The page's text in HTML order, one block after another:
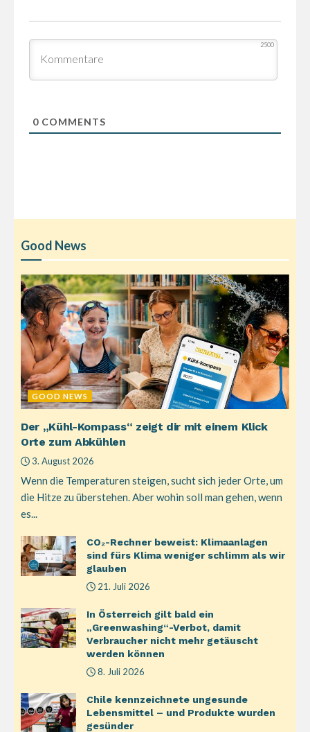
2500
0COMMENTS
Good News
GOOD NEWS
Der „Kühl-Kompass“ zeigt dir mit einem Klick
Orte zum Abkühlen
3. August 2026
Wenn die Temperaturen steigen, sucht sich jeder Orte, um
die Hitze zu überstehen. Aber wohin soll man gehen, wenn
es...
CO₂-Rechner beweist: Klimaanlagen
sind fürs Klima weniger schlimm als wir
glauben
21. Juli 2026
In Österreich gilt bald ein
„Greenwashing“-Verbot, damit
Verbraucher nicht mehr getäuscht
werden können
8. Juli 2026
Chile kennzeichnete ungesunde
Lebensmittel – und Produkte wurden
gesünder